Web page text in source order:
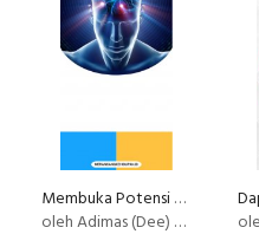
Membuka Potensi Diri melalui Kelenjar Pineal
oleh Adimas (Dee) Wirajayanagara (Lesmana)